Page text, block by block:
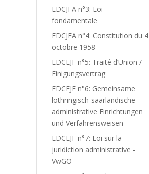
EDCJFA n°3: Loi
fondamentale
EDCJFA n°4: Constitution du 4
octobre 1958
EDCEJF n°5: Traité d’Union /
Einigungsvertrag
EDCEJF n°6: Gemeinsame
lothringisch-saarländische
administrative Einrichtungen
und Verfahrensweisen
EDCEJF n°7: Loi sur la
juridiction administrative -
VwGO-